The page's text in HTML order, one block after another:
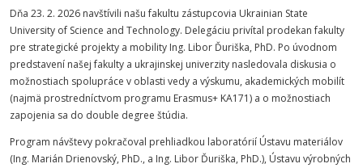
Dňa 23. 2. 2026 navštívili našu fakultu zástupcovia Ukrainian State
University of Science and Technology. Delegáciu privítal prodekan fakulty
pre strategické projekty a mobility Ing. Libor Ďuriška, PhD. Po úvodnom
predstavení našej fakulty a ukrajinskej univerzity nasledovala diskusia o
možnostiach spolupráce v oblasti vedy a výskumu, akademických mobilít
(najmä prostredníctvom programu Erasmus+ KA171) a o možnostiach
zapojenia sa do double degree štúdia.
Program návštevy pokračoval prehliadkou laboratórií Ústavu materiálov
(Ing. Marián Drienovský, PhD., a Ing. Libor Ďuriška, PhD.), Ústavu výrobných